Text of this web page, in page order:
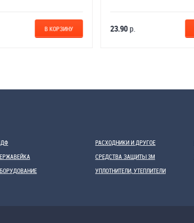
23.90
РАСХОДНИКИ И ДРУГОЕ
СРЕДСТВА ЗАЩИТЫ 3М
УПЛОТНИТЕЛИ, УТЕПЛИТЕЛИ